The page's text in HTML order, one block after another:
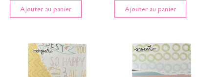
Ajouter au panier Ajouter au panier